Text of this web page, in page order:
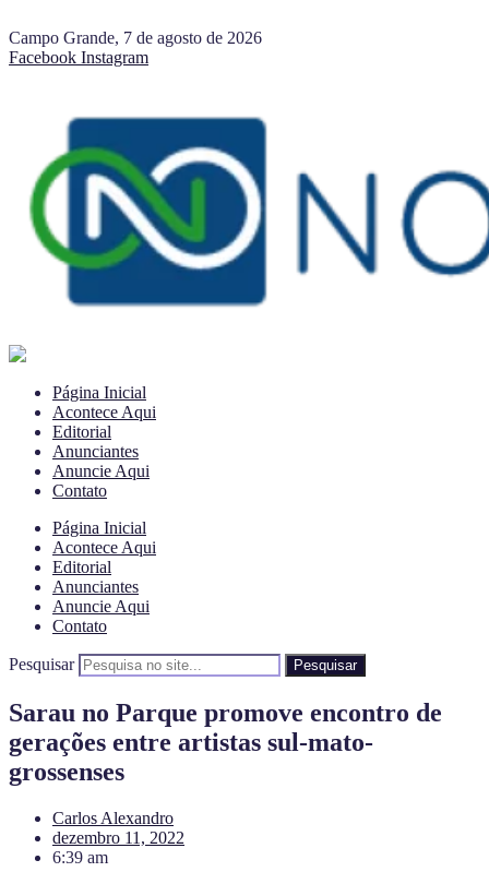
Campo Grande, 7 de agosto de 2026
Facebook Instagram
Página Inicial
Acontece Aqui
Editorial
Anunciantes
Anuncie Aqui
Contato
Página Inicial
Acontece Aqui
Editorial
Anunciantes
Anuncie Aqui
Contato
Pesquisar Pesquisar
Sarau no Parque promove encontro de
gerações entre artistas sul-mato-
grossenses
Carlos Alexandro
dezembro 11, 2022
6:39 am